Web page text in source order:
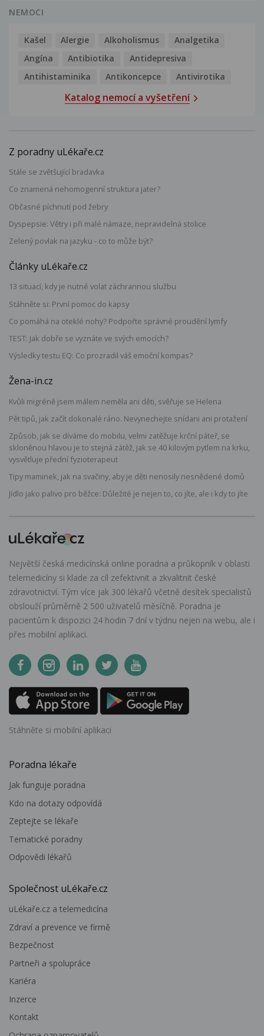
NEMOCI
Kašel Alergie Alkoholismus
Analgetika
Angína
Antibiotika
Antidepresiva
Antihistaminika
Antikoncepce Antivirotika
Katalog nemocí a vyšetření
Z poradny uLékaře.cz
Stále se zvětšující bradavka
Co znamená nehomogenní struktura jater?
Občasné píchnutí pod žebry
Dyspepsie: Větry i při malé námaze, nepravidelná stolice
Zelený povlak na jazyku - co to může být?
Články uLékaře.cz
13 situací, kdy je nutné volat záchrannou službu
Stáhněte si: První pomoc do kapsy
Co pomáhá na oteklé nohy? Podpořte správné proudění lymfy
TEST: Jak dobře se vyznáte ve svých emocích?
Výsledky testu EQ: Co prozradil váš emoční kompas?
Žena-in.cz
Kvůli migréně jsem málem neměla ani děti, svěřuje se Helena
Pět tipů, jak začít dokonalé ráno. Nevynechejte snídani ani protažení
Způsob, jak se díváme do mobilu, velmi zatěžuje krční páteř, se
skloněnou hlavou je to stejná zátěž, jak se 40 kilovým pytlem na krku,
vysvětluje přední fyzioterapeut
Tipy maminek, jak na svačiny, aby je děti nenosily nesnědené domů
Jídlo jako palivo pro běžce: Důležité je nejen to, co jíte, ale i kdy to jíte
Největší česká medicínská online poradna a průkopník v oblasti
telemedicíny si klade za cíl zefektivnit a zkvalitnit české
zdravotnictví. Tým více jak 300 lékařů včetně desítek specialistů
obslouží průměrně 2 500 uživatelů měsíčně. Poradna je
pacientům k dispozici 24 hodin 7 dní v týdnu nejen na webu, ale i
přes mobilní aplikaci.
Stáhněte si mobilní aplikaci
Poradna lékaře
Jak funguje poradna
Kdo na dotazy odpovídá
Zeptejte se lékaře
Tematické poradny
Odpovědi lékařů
Společnost uLékaře.cz
uLékaře.cz a telemedicína
Zdraví a prevence ve firmě
Bezpečnost
Partneři a spolupráce
Kariéra
Inzerce
Kontakt